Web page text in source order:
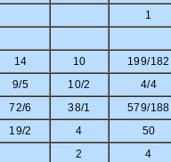
1
14 10
199/182
9/5 10/2
4/4
72/6 38/1
579/188
19/2 4
50
2
4